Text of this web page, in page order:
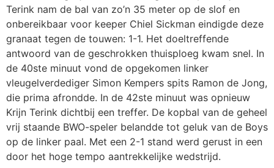
Terink nam de bal van zo’n 35 meter op de slof en
onbereikbaar voor keeper Chiel Sickman eindigde deze
granaat tegen de touwen: 1-1. Het doeltreffende
antwoord van de geschrokken thuisploeg kwam snel. In
de 40ste minuut vond de opgekomen linker
vleugelverdediger Simon Kempers spits Ramon de Jong,
die prima afrondde. In de 42ste minuut was opnieuw
Krijn Terink dichtbij een treffer. De kopbal van de geheel
vrij staande BWO-speler belandde tot geluk van de Boys
op de linker paal. Met een 2-1 stand werd gerust in een
door het hoge tempo aantrekkelijke wedstrijd.